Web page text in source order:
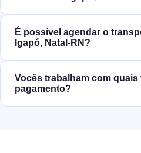
É possível agendar o
Igapó, Natal‑RN?
Vocês trabalham com quais
pagamento?